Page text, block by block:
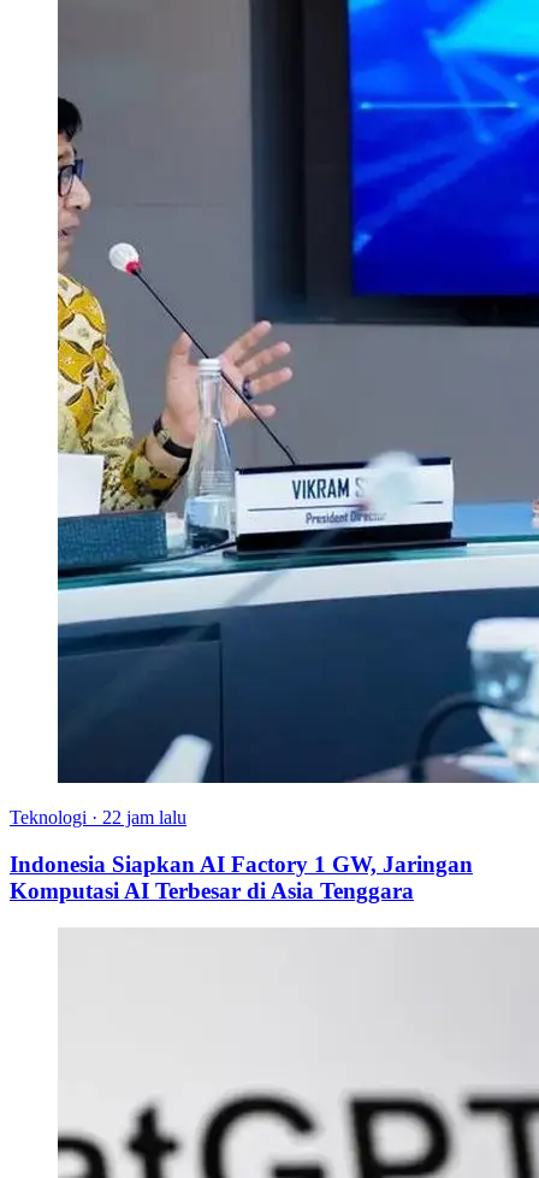
Teknologi · 22 jam lalu
Indonesia Siapkan AI Factory 1 GW, Jaringan
Komputasi AI Terbesar di Asia Tenggara